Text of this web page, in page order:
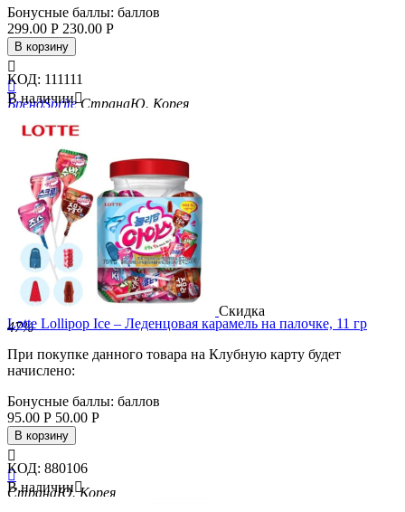
Бонусные баллы: баллов
299.00 Р 230.00 Р
В корзину


БрендSprite СтранаЮ. Корея
КОД: 111111
В наличии
Скидка
47%
Lotte Lollipop Ice – Леденцовая карамель на палочке, 11 гр
При покупке данного товара на Клубную карту будет
начислено:
Бонусные баллы: баллов
95.00 Р 50.00 Р
В корзину


СтранаЮ. Корея
КОД: 880106
В наличии